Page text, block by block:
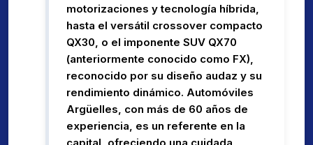
motorizaciones y tecnología híbrida,
hasta el versátil crossover compacto
QX30, o el imponente SUV QX70
(anteriormente conocido como FX),
reconocido por su diseño audaz y su
rendimiento dinámico. Automóviles
Argüelles, con más de 60 años de
experiencia, es un referente en la